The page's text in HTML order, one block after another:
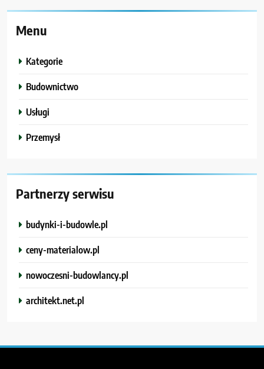
Menu
Kategorie
Budownictwo
Usługi
Przemysł
Partnerzy serwisu
budynki-i-budowle.pl
ceny-materialow.pl
nowoczesni-budowlancy.pl
architekt.net.pl